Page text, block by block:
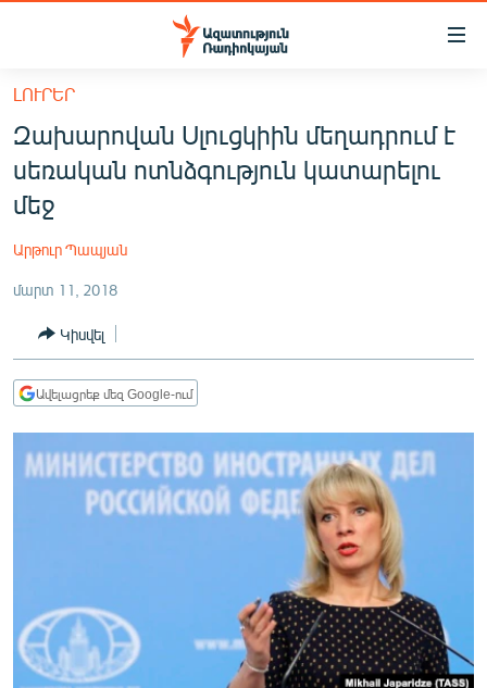
Մատչելիության
հիմնական
բովանդակությանը
Անցնել
հիմնական
մենյուին
ՀԱՅԱՍՏԱՆ
ՔԱՂԱՔԱԿԱՆ
ՏՆՏԵՍՈՒԹՅՈՒՆ
ՂԱՐԱԲԱՂ
ՏԱՐԱԾԱՇՐՋԱՆ
ՄԻՋԱԶԳԱՅԻՆ
ՄԵԿՆԱԲԱՆՈՒԹՅՈՒՆ
ՏՏ ԵՒ ԻՆՏԵՐՆԵՏ
ԼՈՒՐԵՐ
Զախարովան Սլուցկիին մեղադրում է
սեռական ոտնձգություն կատարելու
մեջ
Արթուր Պապյան
մարտ 11, 2018
Կիսվել
Ավելացրեք մեզ Google-ում